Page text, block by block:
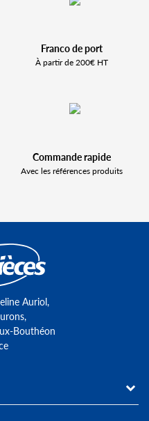
Franco de port
À partir de 200€ HT
Commande rapide
Avec les références produits
Auriol,
Bouthéon